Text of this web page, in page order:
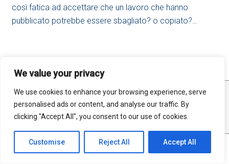
We value your privacy
We use cookies to enhance your browsing experience, serve
personalised ads or content, and analyse our traffic. By
clicking "Accept All", you consent to our use of cookies.
Customise Reject All Accept All
così fatica ad accettare che un lavoro che hanno
pubblicato potrebbe essere sbagliato? o copiato?…
STATISTICHE MAPPA DEL SITO
RSS FEED
PRIVACY
©2025 Open Science Unimi. All material in this site is distributed under a
Creative Commons Attribution - Share Alike 4.0 International License